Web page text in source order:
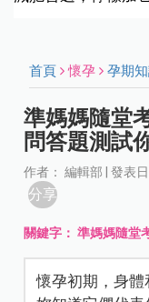
首頁 懷孕 孕期
準媽媽隨堂
問答題測試
作者： 編輯部 | 發表
分享
關鍵字：準媽媽隨堂
懷孕初期，身體